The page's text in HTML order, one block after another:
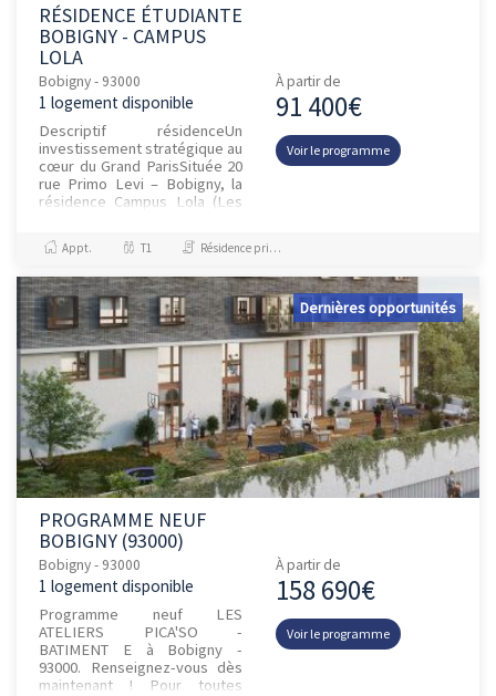
RÉSIDENCE ÉTUDIANTE
BOBIGNY - CAMPUS
LOLA
Bobigny - 93000
1 logement disponible
Descriptif résidenceUn
investissement stratégique au
cœur du Grand ParisSituée 20
rue Primo Levi – Bobigny, la
résidence Campus Lola (Les
emplacement premium au...
À partir de
91 400€
Voir le programme
Appt. T1 Résidence principale / PTZ
Dernières opportunités
PROGRAMME NEUF
BOBIGNY (93000)
Bobigny - 93000
1 logement disponible
Programme neuf LES
ATELIERS PICA'SO -
BATIMENT E à Bobigny -
93000. Renseignez-vous dès
maintenant ! Pour toutes
À partir de
158 690€
Voir le programme